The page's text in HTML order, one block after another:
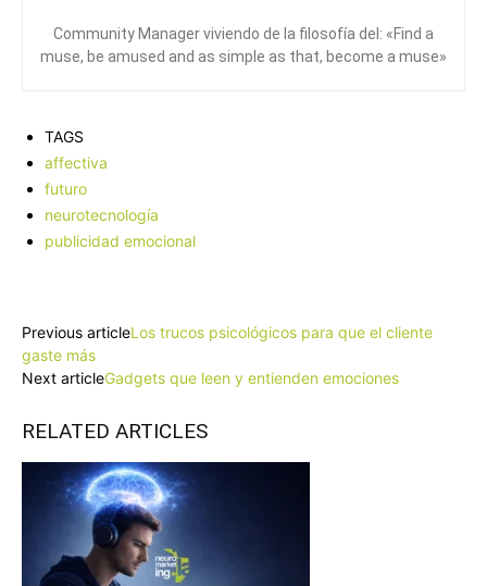
Community Manager viviendo de la filosofía del: «Find a
muse, be amused and as simple as that, become a muse»
TAGS
affectiva
futuro
neurotecnología
publicidad emocional
Previous articleLos trucos psicológicos para que el cliente
gaste más
Next articleGadgets que leen y entienden emociones
RELATED ARTICLES